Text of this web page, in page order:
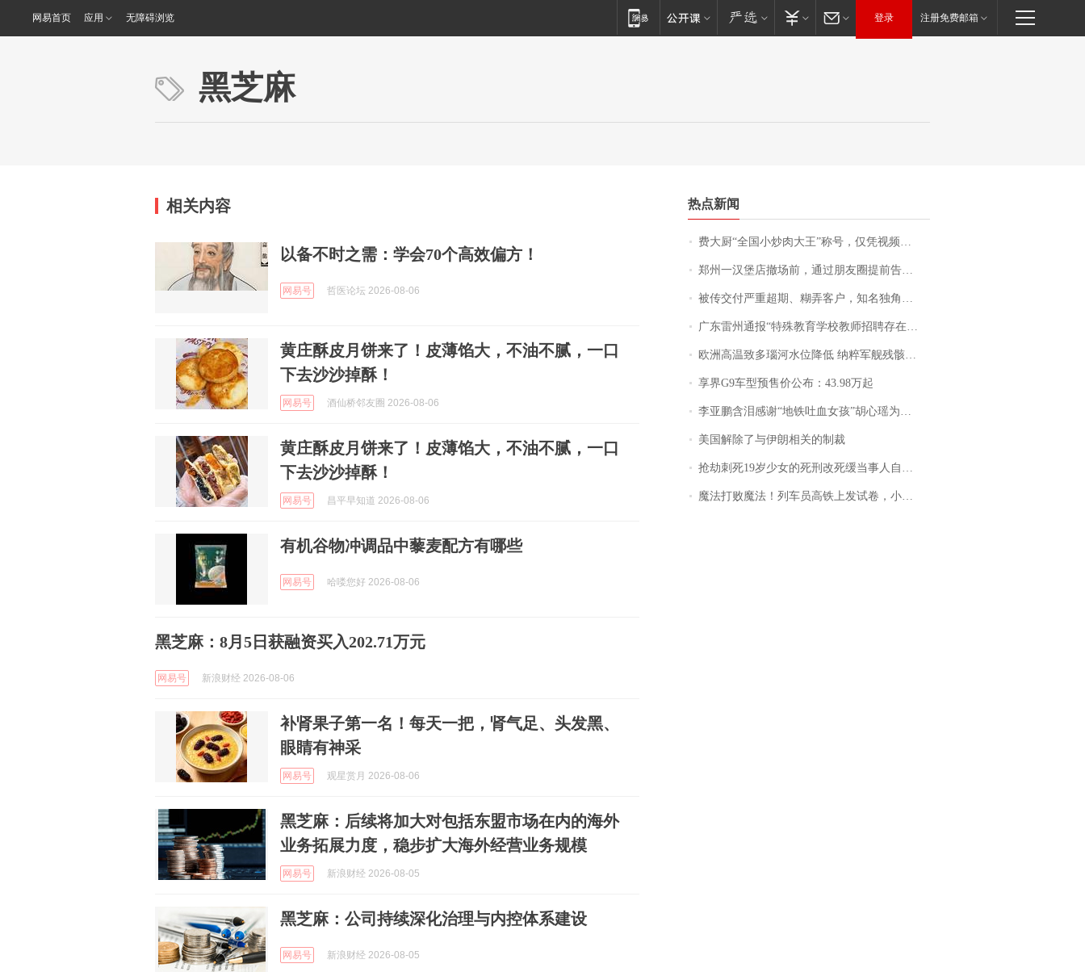
网易首页 应用 无障碍浏览 登录 注册免费邮箱
黑芝麻
相关内容
以备不时之需：学会70个高效偏方！
网易号 哲医论坛 2026-08-06
黄庄酥皮月饼来了！皮薄馅大，不油不腻，一口
下去沙沙掉酥！
网易号 酒仙桥邻友圈 2026-08-06
黄庄酥皮月饼来了！皮薄馅大，不油不腻，一口
下去沙沙掉酥！
网易号 昌平早知道 2026-08-06
有机谷物冲调品中藜麦配方有哪些
网易号 哈喽您好 2026-08-06
黑芝麻：8月5日获融资买入202.71万元
网易号 新浪财经 2026-08-06
补肾果子第一名！每天一把，肾气足、头发黑、
眼睛有神采
网易号 观星赏月 2026-08-06
黑芝麻：后续将加大对包括东盟市场在内的海外
业务拓展力度，稳步扩大海外经营业务规模
网易号 新浪财经 2026-08-05
黑芝麻：公司持续深化治理与内控体系建设
网易号 新浪财经 2026-08-05
热点新闻
费大厨“全国小炒肉大王”称号，仅凭视频评出？中国烹饪协会回应
郑州一汉堡店撤场前，通过朋友圈提前告知逐一退费，有顾客仅剩1元也全被退回，分文不少；顾客：言而有信，让人感动
被传交付严重超期、糊弄客户，知名独角兽车企创始人回应：都没证据，将依法采取措施，“本人长期与美国交管局保持沟通，对方表示肯定”
广东雷州通报“特殊教育学校教师招聘存在违规行为”：已启动问责程序 副校长被停职
欧洲高温致多瑙河水位降低 纳粹军舰残骸重见天日
享界G9车型预售价公布：43.98万起
李亚鹏含泪感谢“地铁吐血女孩”胡心瑶为嫣然天使捐99999元：这份捐赠太沉重，尊重其捐赠意愿，个人向胡心瑶和她的病友之家各捐赠99999元
美国解除了与伊朗相关的制裁
抢劫刺死19岁少女的死刑改死缓当事人自述：出狱11年间始终刻意躲避被害人家属
魔法打败魔法！列车员高铁上发试卷，小朋友一秒静音，12306回应：列车员个人行为，不是铁路规定